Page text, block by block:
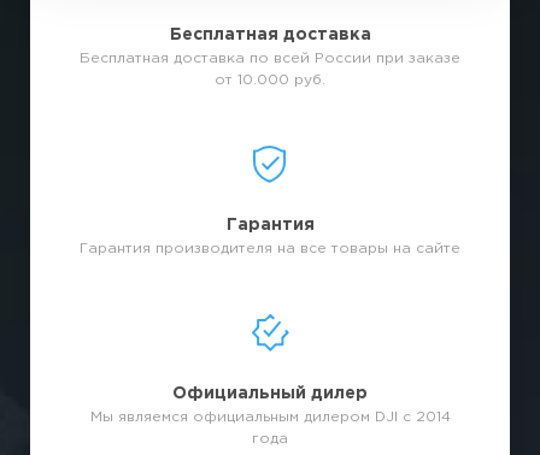
Бесплатная доставка
Бесплатная доставка по всей России при заказе
от 10.000 руб.
Гарантия
Гарантия производителя на все товары на сайте
Официальный дилер
Мы являемся официальным дилером DJI с 2014
года